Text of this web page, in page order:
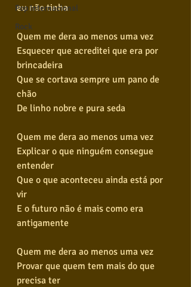
Pop Internacional
Rock
eu não tinha
Quem me dera ao menos uma vez
Esquecer que acreditei que era por
brincadeira
Que se cortava sempre um pano de
chão
De linho nobre e pura seda
Quem me dera ao menos uma vez
Explicar o que ninguém consegue
entender
Que o que aconteceu ainda está por
vir
E o futuro não é mais como era
antigamente
Quem me dera ao menos uma vez
Provar que quem tem mais do que
precisa ter